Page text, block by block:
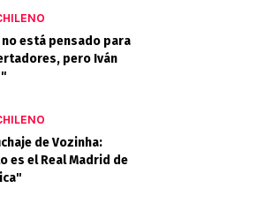
está pensado para
pero Iván
de Vozinha:
es el Real Madrid de